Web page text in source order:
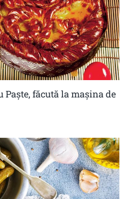
Paște, făcută la mașina de